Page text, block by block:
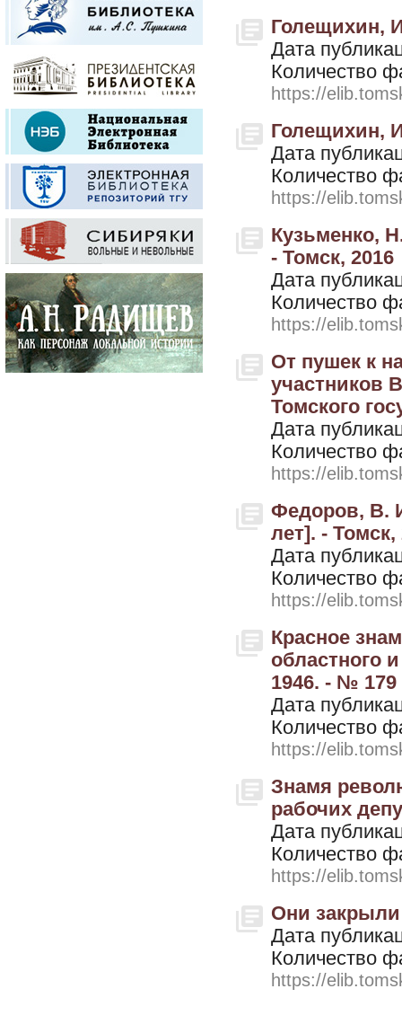
Голещихин,
Дата
Количество
https://
Голещихин,
Дата
Количество
https://
Кузьменко,
- Томск, 2016
Дата
Количество
https://
От пушек к
участников
Томского
Дата
Количество
https://
Федоров, В.
лет]. - Томск,
Дата
Количество
https://
Красное
областного
1946. - № 179
Дата
Количество
https://
Знамя
рабочих
Дата
Количество
https://
Они
Дата
Количество
https://